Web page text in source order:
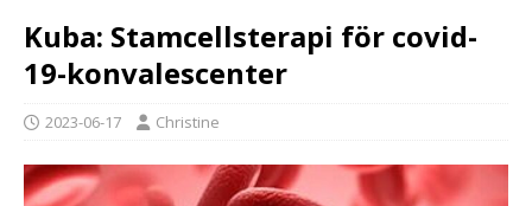
Kuba: Stamcellsterapi för covid-
19-konvalescenter
2023-06-17 Christine